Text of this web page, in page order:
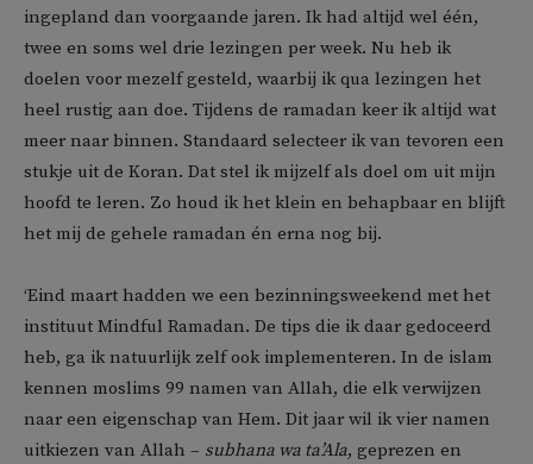
ingepland dan voorgaande jaren. Ik had altijd wel één,
twee en soms wel drie lezingen per week. Nu heb ik
doelen voor mezelf gesteld, waarbij ik qua lezingen het
heel rustig aan doe. Tijdens de ramadan keer ik altijd wat
meer naar binnen. Standaard selecteer ik van tevoren een
stukje uit de Koran. Dat stel ik mijzelf als doel om uit mijn
hoofd te leren. Zo houd ik het klein en behapbaar en blijft
het mij de gehele ramadan én erna nog bij.
‘Eind maart hadden we een bezinningsweekend met het
instituut Mindful Ramadan. De tips die ik daar gedoceerd
heb, ga ik natuurlijk zelf ook implementeren. In de islam
kennen moslims 99 namen van Allah, die elk verwijzen
naar een eigenschap van Hem. Dit jaar wil ik vier namen
uitkiezen van Allah – subhana wa ta’Ala, geprezen en